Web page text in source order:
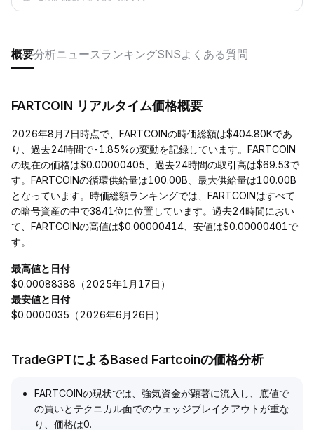
概要分析ニュース ランキングSNSよくある質問
FARTCOIN リアルタイム価格概要
2026年8月7日時点で、FARTCOINの時価総額は$404.80Kであ
り、過去24時間で-1.85%の変動を記録しています。FARTCOIN
の現在の価格は$0.00000405、過去24時間の取引高は$69.53で
す。FARTCOINの循環供給量は100.00B、最大供給量は100.00B
となっています。時価総額ランキングでは、FARTCOINはすべて
の暗号資産の中で3841位に位置しています。過去24時間におい
て、FARTCOINの高値は$0.00000414、安値は$0.00000401で
す。
最高値と日付
$0.00088388（2025年1月17日）
最安値と日付
$0.0000035（2026年6月26日）
TradeGPTによるBased Fartcoinの価格分析
FARTCOINの現状では、強気資金が顕著に流入し、底値で
の買いとテクニカル面でのウェッジブレイクアウトが重な
り、価格は0.